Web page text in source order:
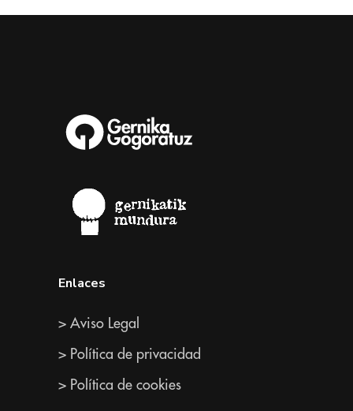
Enlaces
> Aviso Legal
> Política de privacidad
> Política de cookies